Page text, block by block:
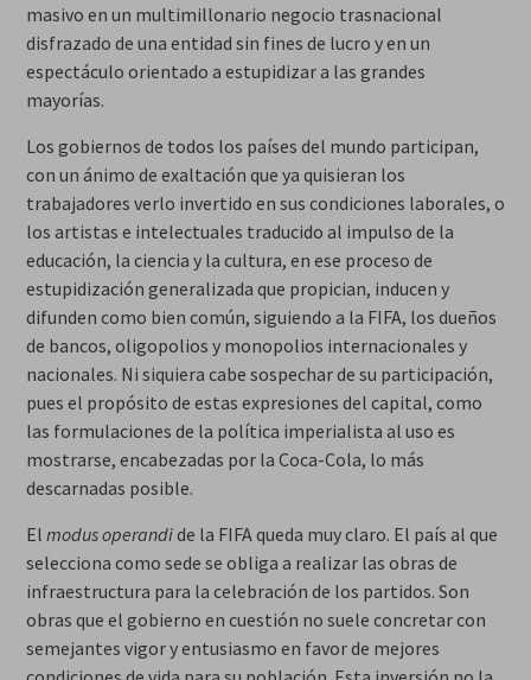
masivo en un multimillonario negocio trasnacional
disfrazado de una entidad sin fines de lucro y en un
espectáculo orientado a estupidizar a las grandes
mayorías.
Los gobiernos de todos los países del mundo participan,
con un ánimo de exaltación que ya quisieran los
trabajadores verlo invertido en sus condiciones laborales, o
los artistas e intelectuales traducido al impulso de la
educación, la ciencia y la cultura, en ese proceso de
estupidización generalizada que propician, inducen y
difunden como bien común, siguiendo a la FIFA, los dueños
de bancos, oligopolios y monopolios internacionales y
nacionales. Ni siquiera cabe sospechar de su participación,
pues el propósito de estas expresiones del capital, como
las formulaciones de la política imperialista al uso es
mostrarse, encabezadas por la Coca-Cola, lo más
descarnadas posible.
El modus operandide la FIFA queda muy claro. El país al que
selecciona como sede se obliga a realizar las obras de
infraestructura para la celebración de los partidos. Son
obras que el gobierno en cuestión no suele concretar con
semejantes vigor y entusiasmo en favor de mejores